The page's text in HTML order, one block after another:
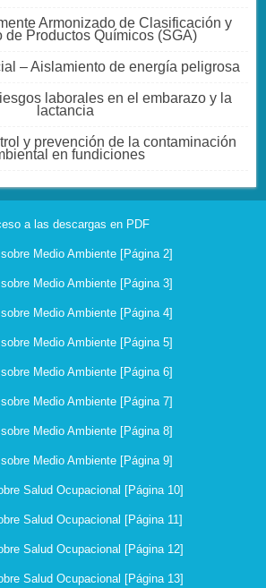
Armonizado de Clasificación y
de Productos Químicos (SGA)
– Aislamiento de energía peligrosa
laborales en el embarazo y la
lactancia
y prevención de la contaminación
en fundiciones
a las descargas en PDF
Medio Ambiente [Página 2]
Medio Ambiente [Página 3]
Medio Ambiente [Página 4]
Medio Ambiente [Página 5]
Medio Ambiente [Página 6]
Medio Ambiente [Página 7]
Medio Ambiente [Página 8]
Medio Ambiente [Página 9]
Salud Ocupacional [Página 10]
Salud Ocupacional [Página 11]
Salud Ocupacional [Página 12]
Salud Ocupacional [Página 13]